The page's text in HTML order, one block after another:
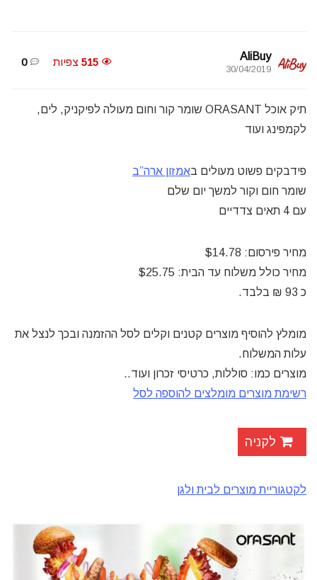
AliBuy
30/04/2019
515 צפיות 0
תיק אוכל ORASANT שומר קור וחום מעולה לפיקניק, לים,
לקמפינג ועוד
פידבקים פשוט מעולים באמזון ארה”ב
שומר חום וקור למשך יום שלם
עם 4 תאים צדדיים
מחיר פירסום: $14.78
מחיר כולל משלוח עד הבית: $25.75
כ 93 ₪ בלבד.
מומלץ להוסיף מוצרים קטנים וקלים לסל ההזמנה ובכך לנצל את
עלות המשלוח.
מוצרים כמו: סוללות, כרטיסי זכרון ועוד..
רשימת מוצרים מומלצים להוספה לסל
לקניה
לקטגוריית מוצרים לבית ולגן